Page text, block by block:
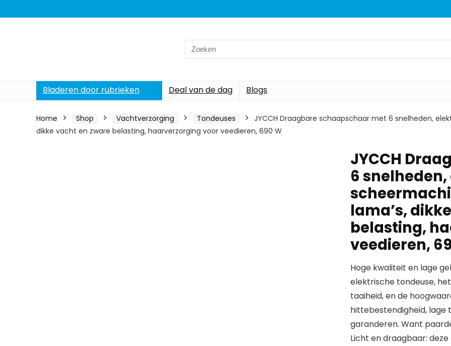
Search
for:
Bladeren door rubrieken Deal van de dag Blogs
Home Shop Vachtverzorging Tondeuses
JYCCH Draagbare schaapschaar met 6 snelheden,
dikke vacht en zware belasting, haarverzorging voor veedieren, 690 W
JYCCH
6
lama’s,
belasting,
veedieren,
Hoge kwaliteit en lage
elektrische tondeuse,
taaiheid, en de
hittebestendigheid, lage
garanderen. Want
Licht en draagbaar: